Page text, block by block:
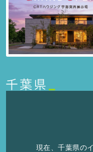
現在、千葉県の